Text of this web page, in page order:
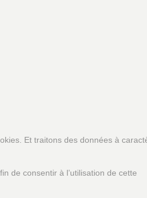
Et traitons des données à
de consentir à l’utilisation de cette